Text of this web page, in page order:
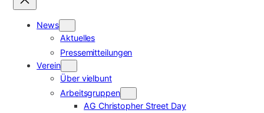
News
Aktuelles
Pressemitteilungen
Verein
Über vielbunt
Arbeitsgruppen
AG Christopher Street Day